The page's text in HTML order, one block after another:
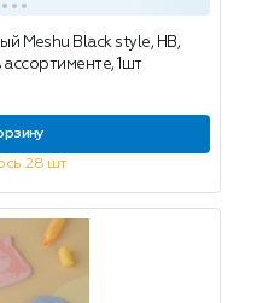
Meshu Black style, HB,
ассортименте, 1шт
28 шт